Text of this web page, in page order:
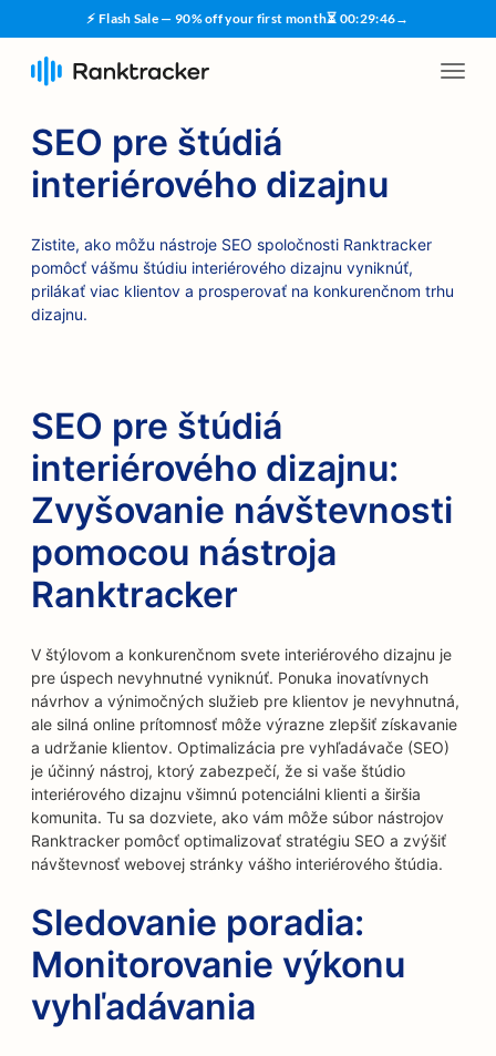
⚡ Flash Sale — 90% off your first month⏳ 00:29:45→
SEO pre štúdiá
interiérového dizajnu
Zistite, ako môžu nástroje SEO spoločnosti Ranktracker
pomôcť vášmu štúdiu interiérového dizajnu vyniknúť,
prilákať viac klientov a prosperovať na konkurenčnom trhu
dizajnu.
SEO pre štúdiá
interiérového dizajnu:
Zvyšovanie návštevnosti
pomocou nástroja
Ranktracker
V štýlovom a konkurenčnom svete interiérového dizajnu je
pre úspech nevyhnutné vyniknúť. Ponuka inovatívnych
návrhov a výnimočných služieb pre klientov je nevyhnutná,
ale silná online prítomnosť môže výrazne zlepšiť získavanie
a udržanie klientov. Optimalizácia pre vyhľadávače (SEO)
je účinný nástroj, ktorý zabezpečí, že si vaše štúdio
interiérového dizajnu všimnú potenciálni klienti a širšia
komunita. Tu sa dozviete, ako vám môže súbor nástrojov
Ranktracker pomôcť optimalizovať stratégiu SEO a zvýšiť
návštevnosť webovej stránky vášho interiérového štúdia.
Sledovanie poradia:
Monitorovanie výkonu
vyhľadávania